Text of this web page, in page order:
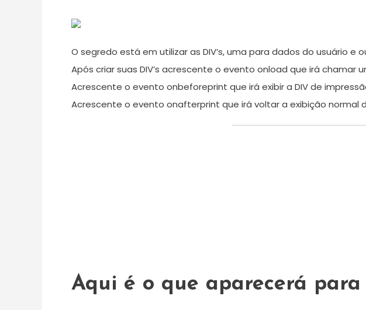
O segredo está em utilizar as DIV’s, uma para dados do usuário e
Após criar suas DIV’s acrescente o evento onload que irá chamar
Acrescente o evento onbeforeprint que irá exibir a DIV de
Acrescente o evento onafterprint que irá voltar a exibição normal
Aqui é o que aparecerá